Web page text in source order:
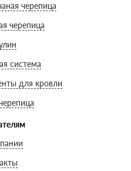
черепица
черепица
система
для кровли